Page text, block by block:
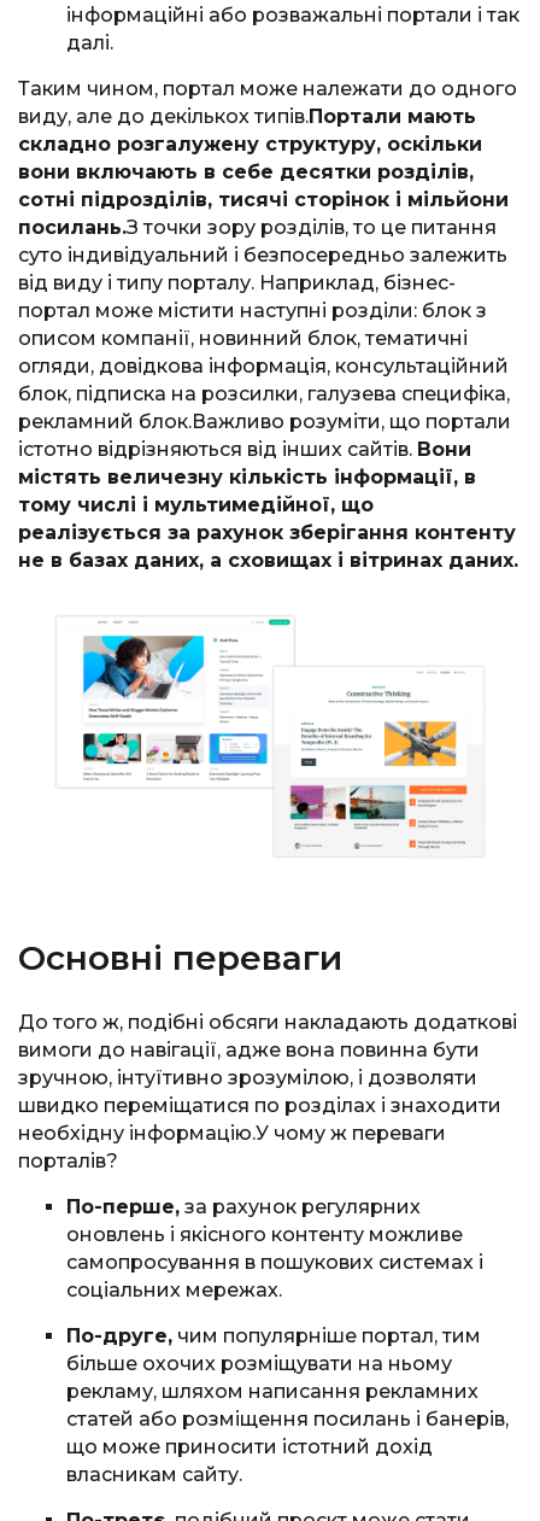
інформаційні або розважальні портали і так
далі.
Таким чином, портал може належати до одного
виду, але до декількох типів.Портали мають
складно розгалужену структуру, оскільки
вони включають в себе десятки розділів,
сотні підрозділів, тисячі сторінок і мільйони
посилань.З точки зору розділів, то це питання
суто індивідуальний і безпосередньо залежить
від виду і типу порталу. Наприклад, бізнес-
портал може містити наступні розділи: блок з
описом компанії, новинний блок, тематичні
огляди, довідкова інформація, консультаційний
блок, підписка на розсилки, галузева специфіка,
рекламний блок.Важливо розуміти, що портали
істотно відрізняються від інших сайтів. Вони
містять величезну кількість інформації, в
тому числі і мультимедійної, що
реалізується за рахунок зберігання контенту
не в базах даних, а сховищах і вітринах даних.
Основні переваги
До того ж, подібні обсяги накладають додаткові
вимоги до навігації, адже вона повинна бути
зручною, інтуїтивно зрозумілою, і дозволяти
швидко переміщатися по розділах і знаходити
необхідну інформацію.У чому ж переваги
порталів?
По-перше, за рахунок регулярних
оновлень і якісного контенту можливе
самопросування в пошукових системах і
соціальних мережах.
По-друге, чим популярніше портал, тим
більше охочих розміщувати на ньому
рекламу, шляхом написання рекламних
статей або розміщення посилань і банерів,
що може приносити істотний дохід
власникам сайту.